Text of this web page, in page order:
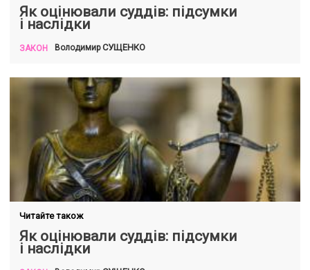
Як оцінювали суддів: підсумки
і наслідки
ЗАКОН ВолодимирСУЩЕНКО
Читайте також
Як оцінювали суддів: підсумки
і наслідки